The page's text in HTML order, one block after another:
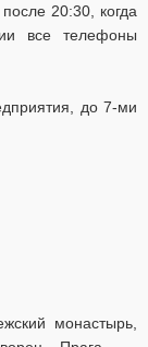
20:30, когда
все телефоны
до 7-ми
монастырь,